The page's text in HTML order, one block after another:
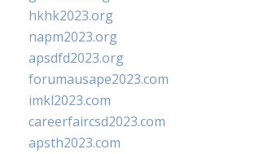
hkhk2023.org
napm2023.org
apsdfd2023.org
forumausape2023.com
imkl2023.com
careerfaircsd2023.com
apsth2023.com